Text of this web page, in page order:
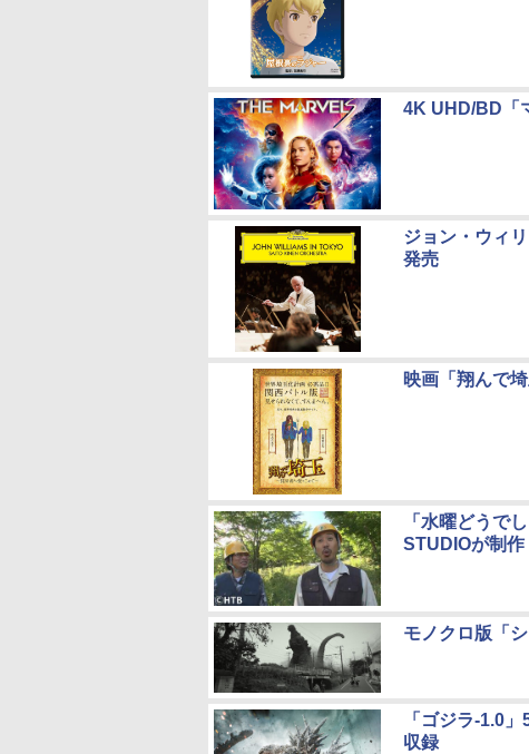
4K UHD/BD「
ジョン・ウィ
発売
映画「翔んで
「水曜どうで
STUDIOが制作
モノクロ版「
「ゴジラ-1.0
収録